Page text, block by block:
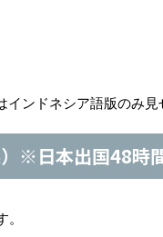
ンドネシア語版のみ見
※日本出国48時